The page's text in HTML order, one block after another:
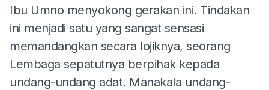
Ibu Umno menyokong gerakan ini. Tindakan
ini menjadi satu yang sangat sensasi
memandangkan secara lojiknya, seorang
Lembaga sepatutnya berpihak kepada
undang-undang adat. Manakala undang-